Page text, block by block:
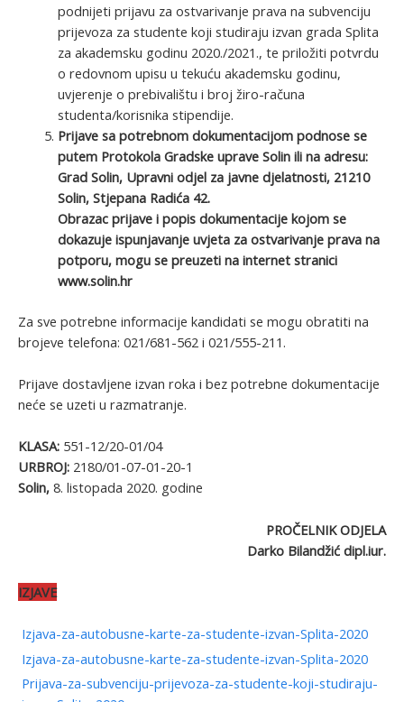
podnijeti prijavu za ostvarivanje prava na subvenciju
prijevoza za studente koji studiraju izvan grada Splita
za akademsku godinu 2020./2021., te priložiti potvrdu
o redovnom upisu u tekuću akademsku godinu,
uvjerenje o prebivalištu i broj žiro-računa
studenta/korisnika stipendije.
Prijave sa potrebnom dokumentacijom podnose se
putem Protokola Gradske uprave Solin ili na adresu:
Grad Solin, Upravni odjel za javne djelatnosti, 21210
Solin, Stjepana Radića 42.
Obrazac prijave i popis dokumentacije kojom se
dokazuje ispunjavanje uvjeta za ostvarivanje prava na
potporu, mogu se preuzeti na internet stranici
www.solin.hr
Za sve potrebne informacije kandidati se mogu obratiti na
brojeve telefona: 021/681-562 i 021/555-211.
Prijave dostavljene izvan roka i bez potrebne dokumentacije
neće se uzeti u razmatranje.
KLASA: 551-12/20-01/04
URBROJ: 2180/01-07-01-20-1
Solin, 8. listopada 2020. godine
PROČELNIK ODJELA
Darko Bilandžić dipl.iur.
IZJAVE
Izjava-za-autobusne-karte-za-studente-izvan-Splita-2020
Izjava-za-autobusne-karte-za-studente-izvan-Splita-2020
Prijava-za-subvenciju-prijevoza-za-studente-koji-studiraju-